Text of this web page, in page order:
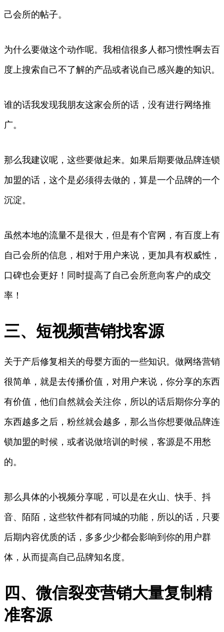
己会所的帖子。
为什么要做这个动作呢。我相信很多人都习惯性啊去百
度上搜索自己不了解的产品或者说自己感兴趣的知识。
谁的话我发现我朋友这家会所的话，没有进行网络推
广。
那么我建议呢，这些要做起来。如果后期要做品牌连锁
加盟的话，这个是必须得去做的，算是一个品牌的一个
沉淀。
虽然本地的流量不是很大，但是有个官网，有百度上有
自己会所的信息，相对于用户来说，更加具有权威性，
口碑也会更好！同时提高了自己会所意向客户的成交
率！
三、短视频营销找客源
关于产后修复相关的母婴方面的一些知识。做网络营销
很简单，就是去传播价值，对用户来说，你分享的东西
有价值，他们自然就会关注你，所以的话后期你分享的
东西越多之后，粉丝就会越多，那么当你想要做品牌连
锁加盟的时候，或者说做培训的时候，客源是不用愁
的。
那么具体的小视频分享呢，可以是在火山、快手、抖
音、陌陌，这些软件都有同城的功能，所以的话，只要
后期内容优质的话，多多少少都会影响到你的用户群
体，从而提高自己品牌知名度。
四、微信裂变营销大量复制精
准客源